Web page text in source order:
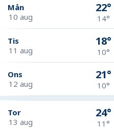
Mån
10 aug
22°
14°
Tis
11 aug
18°
10°
Ons
12 aug
21°
10°
Tor
13 aug
24°
11°